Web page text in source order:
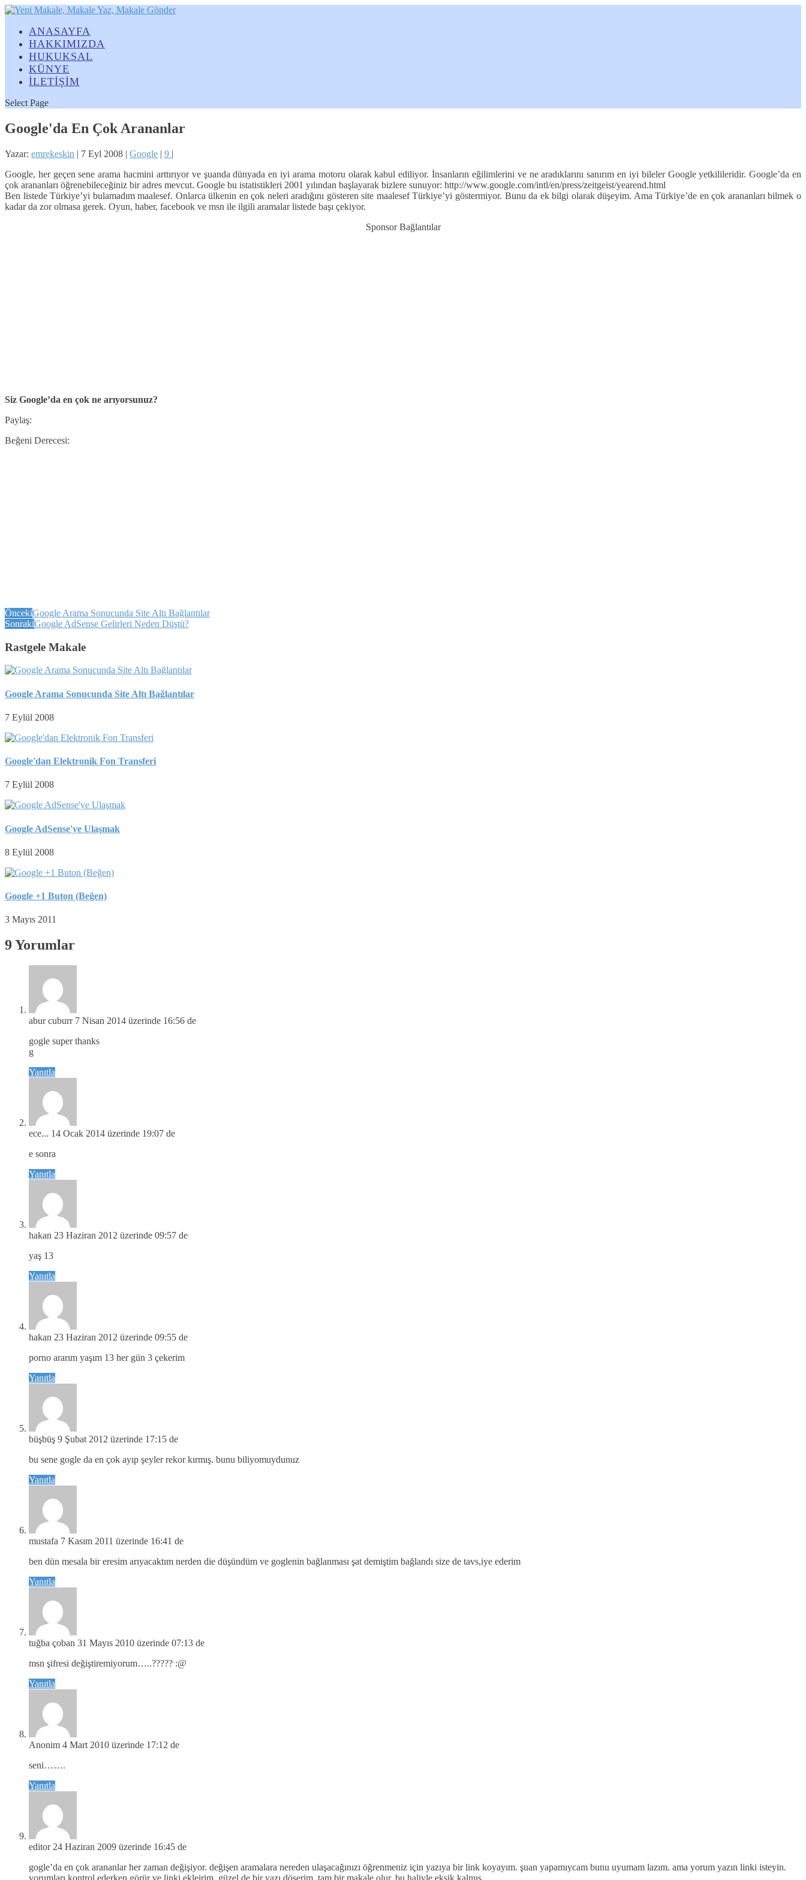
ANASAYFA
HAKKIMIZDA
HUKUKSAL
KÜNYE
İLETİŞİM
Select Page
Google'da En Çok Arananlar
Yazar: emrekeskin | 7 Eyl 2008 | Google | 9 |
Google, her geçen sene arama hacmini arttırıyor ve şuanda dünyada en iyi arama motoru olarak kabul ediliyor. İnsanların eğilimlerini ve ne aradıklarını sanırım en iyi bileler Google yetkilileridir. Google’da en
çok arananları öğrenebileceğiniz bir adres mevcut. Google bu istatistikleri 2001 yılından başlayarak bizlere sunuyor: http://www.google.com/intl/en/press/zeitgeist/yearend.html
Ben listede Türkiye’yi bulamadım maalesef. Onlarca ülkenin en çok neleri aradığını gösteren site maalesef Türkiye’yi göstermiyor. Bunu da ek bilgi olarak düşeyim. Ama Türkiye’de en çok arananları bilmek o
kadar da zor olmasa gerek. Oyun, haber, facebook ve msn ile ilgili aramalar listede başı çekiyor.
Sponsor Bağlantılar
Siz Google’da en çok ne arıyorsunuz?
Paylaş:
Beğeni Derecesi:
ÖncekiGoogle Arama Sonucunda Site Altı Bağlantılar
SonrakiGoogle AdSense Gelirleri Neden Düştü?
Rastgele Makale
Google Arama Sonucunda Site Altı Bağlantılar
7 Eylül 2008
Google'dan Elektronik Fon Transferi
7 Eylül 2008
Google AdSense'ye Ulaşmak
8 Eylül 2008
Google +1 Buton (Beğen)
3 Mayıs 2011
9 Yorumlar
abur cuburr 7 Nisan 2014 üzerinde 16:56 de
gogle super thanks
g
Yanıtla
ece... 14 Ocak 2014 üzerinde 19:07 de
e sonra
Yanıtla
hakan 23 Haziran 2012 üzerinde 09:57 de
yaş 13
Yanıtla
hakan 23 Haziran 2012 üzerinde 09:55 de
porno ararım yaşım 13 her gün 3 çekerim
Yanıtla
büşbüş 9 Şubat 2012 üzerinde 17:15 de
bu sene gogle da en çok ayıp şeyler rekor kırmış. bunu biliyomuydunuz
Yanıtla
mustafa 7 Kasım 2011 üzerinde 16:41 de
ben dün mesala bir eresim arıyacaktım nerden die düşündüm ve goglenin bağlanması şat demiştim bağlandı size de tavs,iye ederim
Yanıtla
tuğba çoban 31 Mayıs 2010 üzerinde 07:13 de
msn şifresi değiştiremiyorum…..????? :@
Yanıtla
Anonim 4 Mart 2010 üzerinde 17:12 de
seni…….
Yanıtla
editor 24 Haziran 2009 üzerinde 16:45 de
gogle’da en çok arananlar her zaman değişiyor. değişen aramalara nereden ulaşacağınızı öğrenmeniz için yazıya bir link koyayım. şuan yapamıycam bunu uyumam lazım. ama yorum yazın linki isteyin.